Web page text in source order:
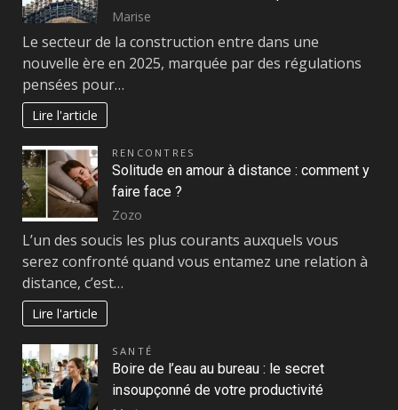
Marise
Le secteur de la construction entre dans une
nouvelle ère en 2025, marquée par des régulations
pensées pour…
Lire l'article
RENCONTRES
Solitude en amour à distance : comment y
faire face ?
Zozo
L’un des soucis les plus courants auxquels vous
serez confronté quand vous entamez une relation à
distance, c’est…
Lire l'article
SANTÉ
Boire de l’eau au bureau : le secret
insoupçonné de votre productivité